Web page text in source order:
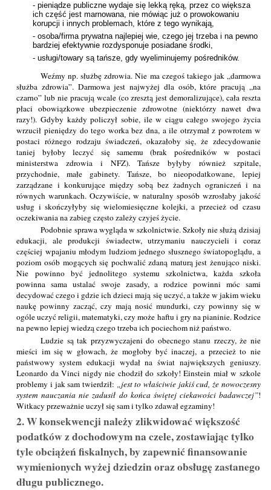
- pieniądze publiczne wydaje się lekką ręką, przez co większa
ich część jest marnowana, nie mówiąc już o prowokowaniu
korupcji i innych problemach, które z tego wynikają,
- osoba/firma prywatna najlepiej wie, czego jej trzeba i na pewno
bardziej efektywnie rozdysponuje posiadane środki,
- usługi/towary są tańsze, gdy wyeliminujemy pośredników.
Weźmy np. służbę zdrowia. Nie ma czegoś takiego jak „darmowa
służba zdrowia”. Darmowa jest najwyżej dla osób, które pracują „na
czarno” lub nie pracują wcale (co zresztą jest demoralizujące), cała reszta
płaci obowiązkowe ubezpieczenie zdrowotne (niektórzy nawet dwa
razy!). Gdyby każdy policzył sobie, ile w ciągu całego swojego życia
wrzucił pieniędzy do tego worka bez dna, a ile otrzymał z powrotem w
postaci różnego rodzaju świadczeń, okazałoby się, że zdecydowanie
taniej byłoby leczyć się samemu (brak pośredników w postaci
ministerstwa zdrowia i NFZ). Tańsze byłyby również szpitale,
przychodnie, małe gabinety. Tańsze, bo nieopodatkowane, lepiej
zarządzane i konkurujące między sobą bez żadnych ograniczeń i na
równych warunkach. Oczywiście, w naturalny sposób wzrosłaby jakość
usług i skończyłyby się wielomiesięczne kolejki, a przecież od czasu
oczekiwania na zabieg często zależy czyjeś życie.
Podobnie sprawa wygląda w szkolnictwie. Szkoły nie służą dzisiaj
edukacji, ale produkcji świadectw, utrzymaniu nauczycieli i coraz
częściej wpajaniu młodym ludziom jednego słusznego światopoglądu, a
poziom osób mogących się pochwalić zdaną maturą jest żenująco niski.
Nie powinno być jednolitego systemu szkolnictwa, każda szkoła
powinna sama ustalać swoje zasady, a rodzice powinni móc sami
decydować czego i gdzie ich dzieci mają się uczyć, a także w jakim wieku
naukę powinny zacząć, czy mają nosić mundurki, czy powinny się w
ogóle uczyć religii, matematyki, czy może haftu i gry na pianinie. Rodzice
na pewno lepiej wiedzą czego trzeba ich pociechom niż państwo.
Ludzie są tak przyzwyczajeni do obecnego stanu rzeczy, że nie
mieści im się w głowach, że mogłoby być inaczej, a przecież to nie
państwowy system edukacji wydał na świat największych geniuszy.
Leonardo da Vinci nigdy nie chodził do szkoły! Einstein miał w szkole
problemy i jak sam twierdził:
jest to właściwie jakiś cud, że nowoczesny
system nauczania nie zadusił do końca świętej ciekawości badawczej !
Witkacy przeważnie uczył się sam i tylko zdawał egzaminy!
2. W konsekwencji należy zlikwidować większość
podatków z dochodowym na czele, zostawiając tylko
tyle obciążeń fiskalnych, by zapewnić finansowanie
wymienionych wyżej dziedzin oraz obsługę zastanego
długu publicznego.